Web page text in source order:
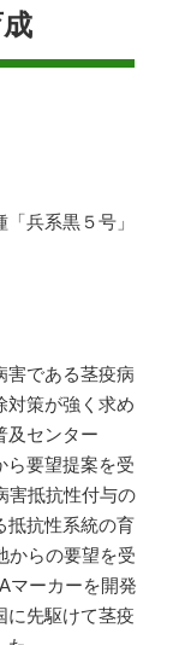
兵系黒５号」
である茎疫病
対策が強く求め
及センター
ら要望提案を受
害抵抗性付与の
抵抗性系統の育
からの要望を受
マーカーを開発
に先駆けて茎疫